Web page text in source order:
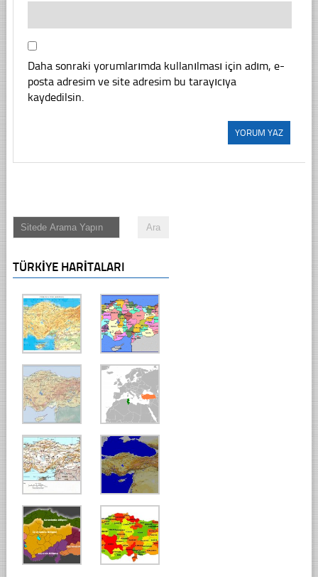
Daha sonraki yorumlarımda kullanılması için adım, e-
posta adresim ve site adresim bu tarayıcıya
kaydedilsin.
TÜRKIYE HARITALARI